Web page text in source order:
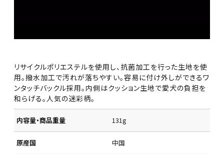
リサイクルポリエステルを使用し、抗菌加工を行った生地を使
用。撥水加工で汚れが落ちやすい。容易に付け外しができるワ
ンタッチバックル採用。内側はクッション生地で愛犬の負担を
和らげる。人気の迷彩柄。
内容量・商品重量 131g
原産国 中国